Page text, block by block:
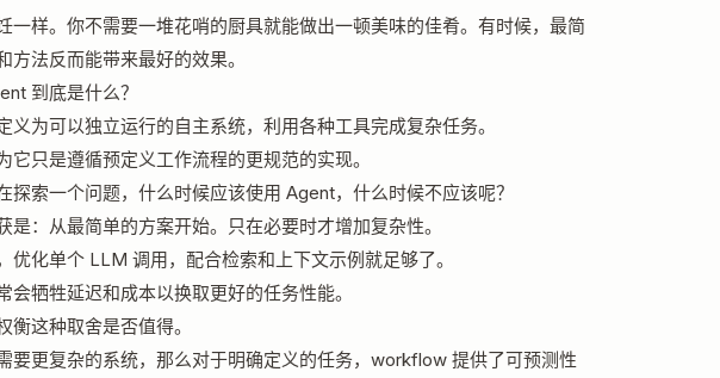
一样。你不需要一堆花哨的厨具就能做出一顿美味的佳肴。有时候，最简
方法反而能带来最好的效果。
到底是什么？
义为可以独立运行的自主系统，利用各种工具完成复杂任务。
它只是遵循预定义工作流程的更规范的实现。
探索一个问题，什么时候应该使用 Agent，什么时候不应该呢？
是：从最简单的方案开始。只在必要时才增加复杂性。
优化单个 LLM 调用，配合检索和上下文示例就足够了。
会牺牲延迟和成本以换取更好的任务性能。
衡这种取舍是否值得。
要更复杂的系统，那么对于明确定义的任务，workflow 提供了可预测性